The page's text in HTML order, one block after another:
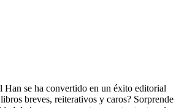
Han se ha convertido en un éxito editorial
breves, reiterativos y caros? Sorprende